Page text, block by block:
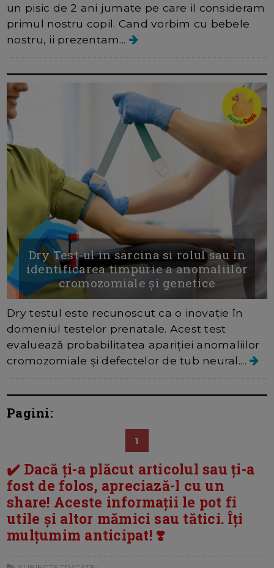
un pisic de 2 ani jumate pe care il consideram
primul nostru copil. Cand vorbim cu bebele
nostru, ii prezentam...
Dry Test-ul in sarcina si rolul sau in
identificarea timpurie a anomaliilor
cromozomiale și genetice
Dry testul este recunoscut ca o inovație în
domeniul testelor prenatale. Acest test
evaluează probabilitatea apariției anomaliilor
cromozomiale și defectelor de tub neural....
Pagini:
1
✔️ Dacă ți-a plăcut articolul sau ți-a
fost de folos, apreciază-l cu un
share! Aceste informații le pot fi
utile și altor mămici sau tătici. Îți
mulțumim anticipat! ❣️